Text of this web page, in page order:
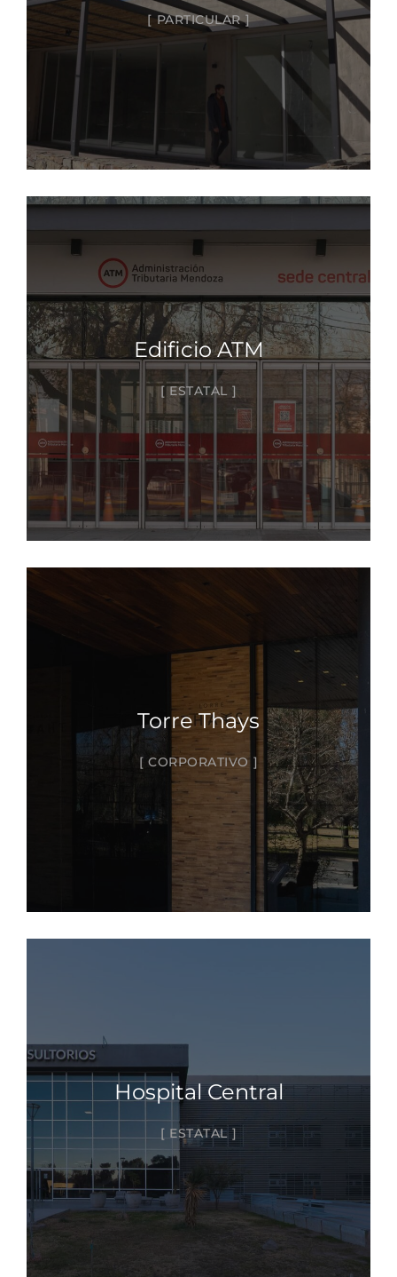
PARTICULAR
Edificio ATM
ESTATAL
Torre Thays
CORPORATIVO
Hospital Central
ESTATAL